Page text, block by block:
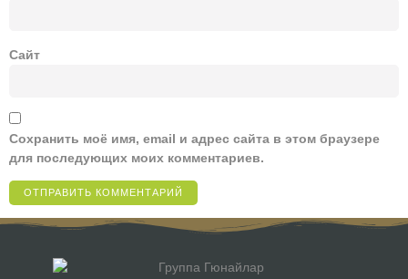
Сайт
Сохранить моё имя, email и адрес сайта в этом браузере
для последующих моих комментариев.